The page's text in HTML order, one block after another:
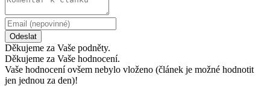
Odeslat
Děkujeme za Vaše podněty.
Děkujeme za Vaše hodnocení.
Vaše hodnocení ovšem nebylo vloženo (článek je možné hodnotit
jen jednou za den)!